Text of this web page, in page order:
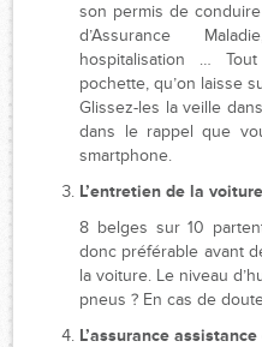
son permis de
d’Assurance
hospitalisation …
pochette, qu’on laisse
Glissez-les la veille
dans le rappel que
smartphone.
L’entretien de la voiture
8 belges sur 10
donc préférable avant
la voiture. Le niveau
pneus ? En cas de
L’assurance